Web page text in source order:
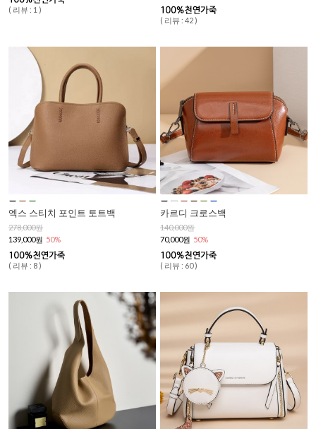
( 리뷰 : 1 )
( 리뷰 : 42 )
엑스 스티치 포인트 토트백
278,000원
139,000원 50%
( 리뷰 : 8 )
카르디 크로스백
140,000원
70,000원 50%
( 리뷰 : 60 )